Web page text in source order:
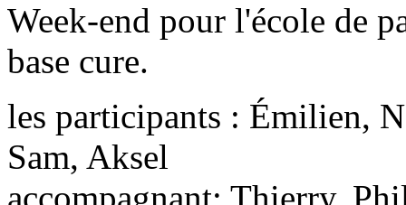
Week-end pour l'école de
base cure.
les participants : Émilien,
Sam, Aksel